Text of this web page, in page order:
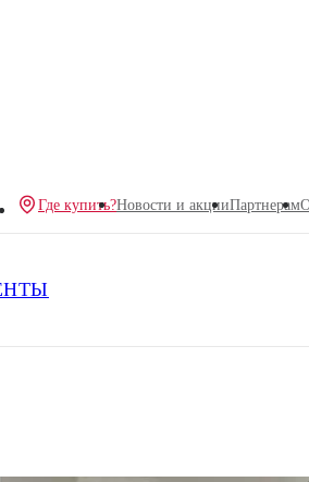
Где купить?Новости и акцииПартнерам